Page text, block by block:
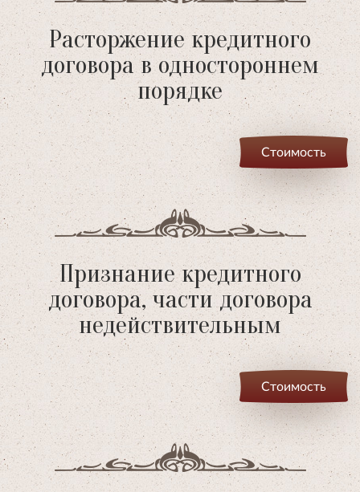
Расторжение кредитного
договора в одностороннем
порядке
Стоимость
Признание кредитного
договора, части договора
недействительным
Стоимость